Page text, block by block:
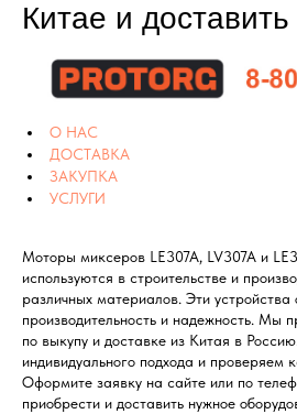
Китае и
О НАС
ДОСТАВКА
ЗАКУПКА
УСЛУГИ
Моторы миксеров LE307A, LV307A и
используются в строительстве и
различных материалов. Эти
производительность и надежность. Мы
по выкупу и доставке из Китая в
индивидуального подхода и проверяем
Оформите заявку на сайте или по
приобрести и доставить нужное